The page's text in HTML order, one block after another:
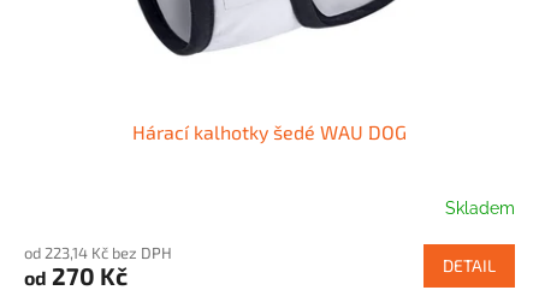
Hárací kalhotky šedé WAU DOG
Skladem
od 223,14 Kč bez DPH
od 270 Kč DETAIL